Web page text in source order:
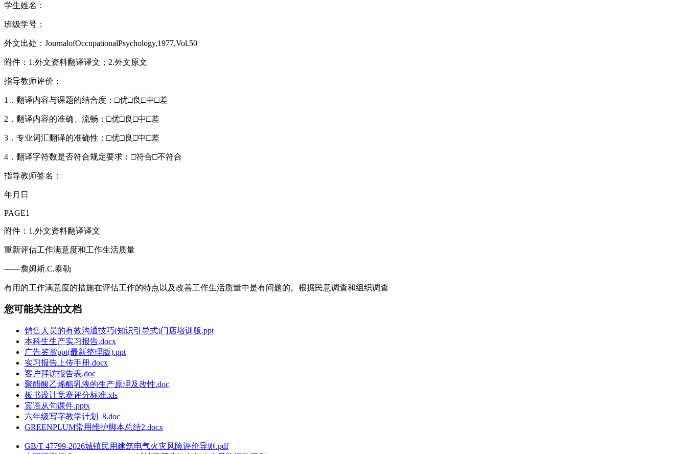
学生姓名：
班级学号：
外文出处：JournalofOccupationalPsychology,1977,Vol.50
附件：1.外文资料翻译译文；2.外文原文
指导教师评价：
1．翻译内容与课题的结合度：□优□良□中□差
2．翻译内容的准确、流畅：□优□良□中□差
3．专业词汇翻译的准确性：□优□良□中□差
4．翻译字符数是否符合规定要求：□符合□不符合
指导教师签名：
年月日
PAGE1
附件：1.外文资料翻译译文
重新评估工作满意度和工作生活质量
——詹姆斯.C.泰勒
有用的工作满意度的措施在评估工作的特点以及改善工作生活质量中是有问题的。根据民意调查和组织调查
您可能关注的文档
销售人员的有效沟通技巧(知识引导式)门店培训版.ppt
本科生生产实习报告.docx
广告鉴赏ppt(最新整理版).ppt
实习报告上传手册.docx
客户拜访报告表.doc
聚醋酸乙烯酯乳液的生产原理及改性.doc
板书设计竞赛评分标准.xls
宾语从句课件.pptx
六年级写字教学计划_8.doc
GREENPLUM常用维护脚本总结2.docx
GB/T 47799-2026城镇民用建筑电气火灾风险评价导则.pdf